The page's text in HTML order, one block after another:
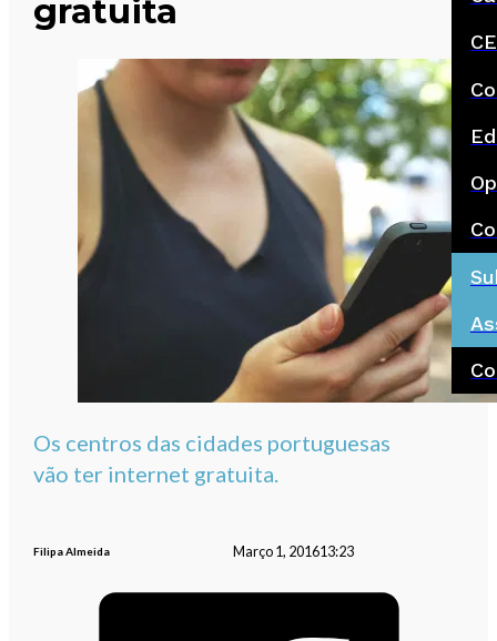
gratuita
Os centros das cidades portuguesas
vão ter internet gratuita.
Filipa Almeida Março 1, 201613:23